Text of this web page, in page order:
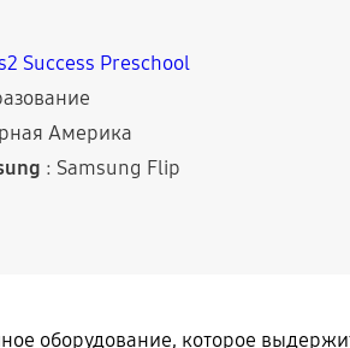
Success Preschool
Америка
: Samsung Flip
оборудование, которое